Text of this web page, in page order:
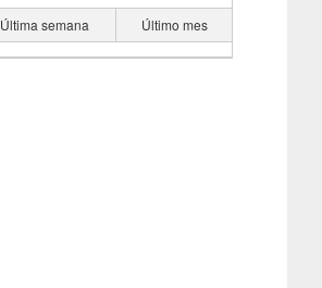
Última semana Último mes